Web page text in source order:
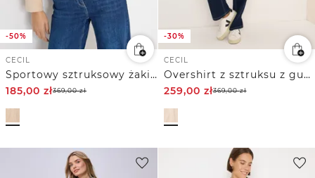
-50%
CECIL
Sportowy sztruksowy żakiet
185,00 zł369,00zł
-30%
CECIL
Overshirt z sztruksu z guzikami
259,00 zł369,00zł